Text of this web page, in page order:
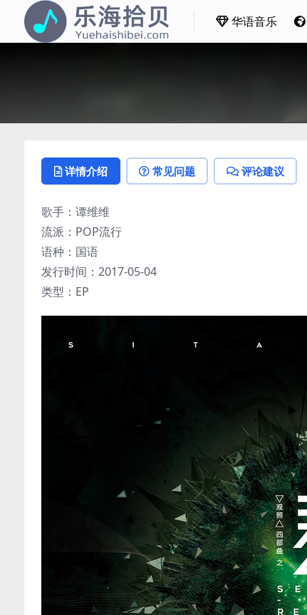
华语音乐
详情介绍 常见问题 评论建议
歌手：谭维维
流派：POP流行
语种：国语
发行时间：2017-05-04
类型：EP